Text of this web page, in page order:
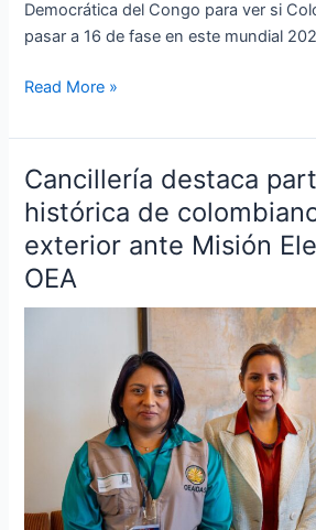
Democrática del Congo para ver si
pasar a 16 de fase en este mundial
Read More »
Cancillería destaca
histórica de
exterior ante Misión
OEA
Cancillería
destaca
participación
histórica
de
colombianos
Electoral
la